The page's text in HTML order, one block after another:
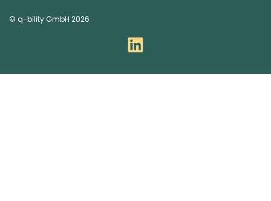
© q-bility GmbH 2026